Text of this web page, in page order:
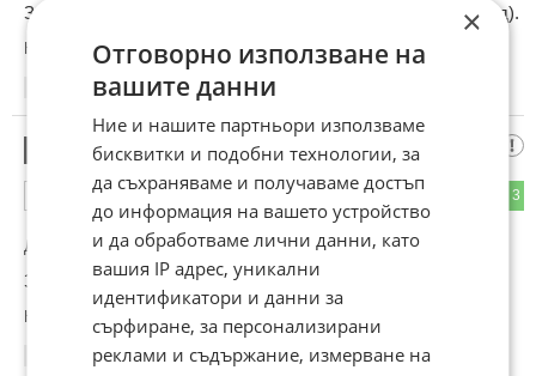
Земята излъчва в космоса се получава от ядрения разпад).
Коментиран от#9
03.10.2022
Турбо
3
ОТГОВОР
До коментар#8от "Е, колко да е малко енергията?":
Значи наближава времето да си купиш Тесла.
Коментиран от
03.10.2022
×
Отговорно използване на
вашите данни
Ние и нашите партньори използваме
бисквитки и подобни технологии, за
да съхраняваме и получаваме достъп
до информация на вашето устройство
и да обработваме лични данни, като
вашия IP адрес, уникални
идентификатори и данни за
сърфиране, за персонализирани
реклами и съдържание, измерване на